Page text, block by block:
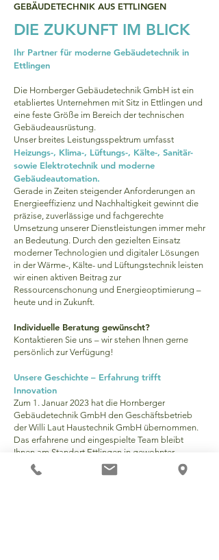
GEBÄUDETECHNIK AUS ETTLINGEN
DIE ZUKUNFT IM BLICK
Ihr Partner für moderne Gebäudetechnik in
Ettlingen
Die Hornberger Gebäudetechnik GmbH ist ein
etabliertes Unternehmen mit Sitz in Ettlingen und
eine feste Größe im Bereich der technischen
Gebäudeausrüstung.
Unser breites Leistungsspektrum umfasst
Heizungs-, Klima-, Lüftungs-, Kälte-, Sanitär-
sowie Elektrotechnik und moderne
Gebäudeautomation.
Gerade in Zeiten steigender Anforderungen an
Energieeffizienz und Nachhaltigkeit gewinnt die
präzise, zuverlässige und fachgerechte
Umsetzung unserer Dienstleistungen immer mehr
an Bedeutung. Durch den gezielten Einsatz
moderner Technologien und digitaler Lösungen
in der Wärme-, Kälte- und Lüftungstechnik leisten
wir einen aktiven Beitrag zur
Ressourcenschonung und Energieoptimierung –
heute und in Zukunft.
Individuelle Beratung gewünscht?
Kontaktieren Sie uns – wir stehen Ihnen gerne
persönlich zur Verfügung!
Unsere Geschichte – Erfahrung trifft
Innovation
Zum 1. Januar 2023 hat die Hornberger
Gebäudetechnik GmbH den Geschäftsbetrieb
der Willi Laut Haustechnik GmbH übernommen.
Das erfahrene und eingespielte Team bleibt
Ihnen am Standort Ettlingen in gewohnter
Qualität erhalten.
Mit unserer Spezialisierung in den Bereichen